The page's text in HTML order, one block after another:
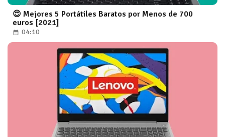
😍 Mejores 5 Portátiles Baratos por Menos de 700
euros [2021]
04:10